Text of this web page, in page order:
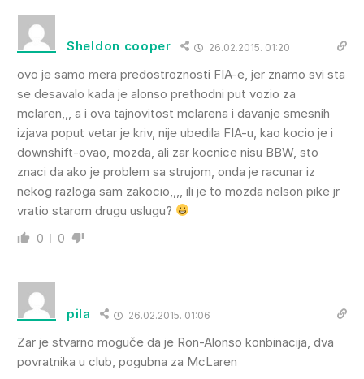
Sheldon cooper 26.02.2015. 01:20
ovo je samo mera predostroznosti FIA-e, jer znamo svi sta
se desavalo kada je alonso prethodni put vozio za
mclaren,,, a i ova tajnovitost mclarena i davanje smesnih
izjava poput vetar je kriv, nije ubedila FIA-u, kao kocio je i
downshift-ovao, mozda, ali zar kocnice nisu BBW, sto
znaci da ako je problem sa strujom, onda je racunar iz
nekog razloga sam zakocio,,,, ili je to mozda nelson pike jr
vratio starom drugu uslugu?
0 0
pila 26.02.2015. 01:06
Zar je stvarno moguče da je Ron-Alonso konbinacija, dva
povratnika u club, pogubna za McLaren